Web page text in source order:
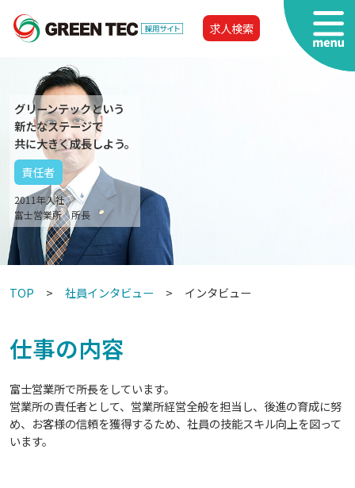
求人検索
グリーンテックという
新たなステージで
共に大きく成長しよう。
責任者
2011年入社
富士営業所 所長
TOP 社員インタビュー インタビュー
仕事の内容
富士営業所で所長をしています。
営業所の責任者として、営業所経営全般を担当し、後進の育成に努
め、お客様の信頼を獲得するため、社員の技能スキル向上を図って
います。